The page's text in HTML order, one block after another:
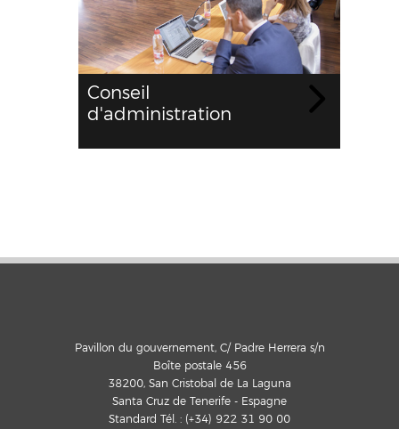
Conseil
d'administration
Pavillon du gouvernement, C/ Padre Herrera s/n
Boîte postale 456
38200, San Cristobal de La Laguna
Santa Cruz de Tenerife - Espagne
Standard Tél. : (+34) 922 31 90 00